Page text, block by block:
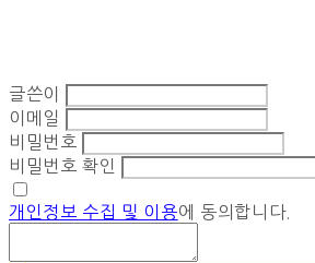
글쓴이
이메일
비밀번호
비밀번호 확인
개인정보 수집 및 이용에 동의합니다.